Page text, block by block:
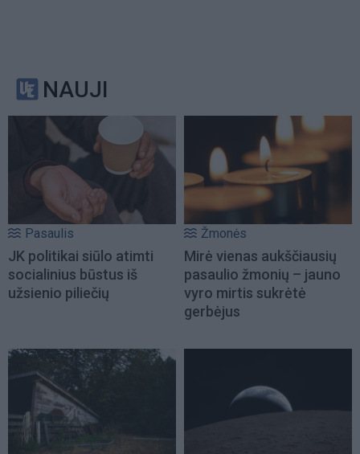
NAUJI
Pasaulis
JK politikai siūlo atimti
socialinius būstus iš
užsienio piliečių
Žmonės
Mirė vienas aukščiausių
pasaulio žmonių – jauno
vyro mirtis sukrėtė
gerbėjus